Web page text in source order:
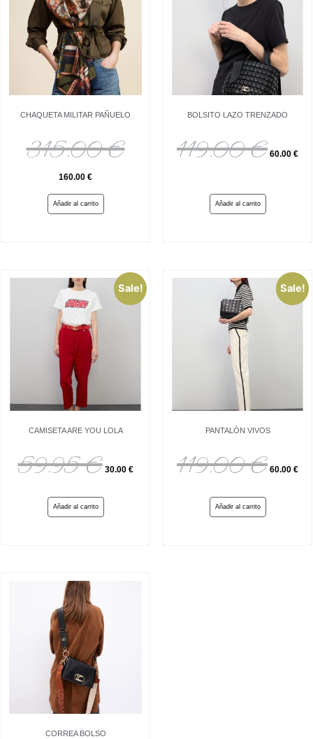
CHAQUETA MILITAR PAÑUELO
315.00€
160.00 €
Añadir al carrito
BOLSITO LAZO TRENZADO
119.00€ 60.00 €
Añadir al carrito
Sale!
CAMISETA ARE YOU LOLA
59.95€ 30.00 €
Añadir al carrito
Sale!
PANTALÓN VIVOS
119.00€ 60.00 €
Añadir al carrito
CORREA BOLSO